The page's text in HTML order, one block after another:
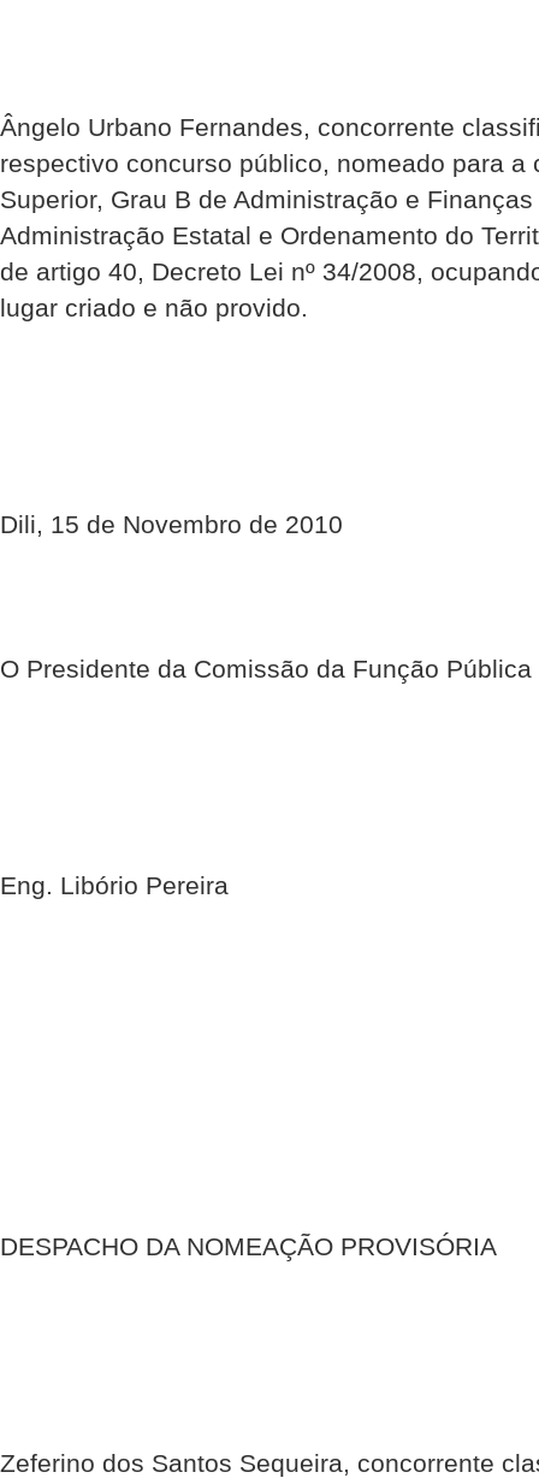
Ângelo Urbano Fernandes, concorrente
respectivo concurso público, nomeado para a
Superior, Grau B de Administração e
Administração Estatal e Ordenamento do
de artigo 40, Decreto Lei nº 34/2008,
lugar criado e não provido.
Dili, 15 de Novembro de 2010
O Presidente da Comissão da Função Pública
Eng. Libório Pereira
DESPACHO DA NOMEAÇÃO PROVISÓRIA
Zeferino dos Santos Sequeira, concorrente